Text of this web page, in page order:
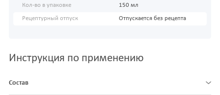
Кол-во в упаковке 150 мл
Рецептурный отпуск Отпускается без рецепта
Инструкция по применению
Состав